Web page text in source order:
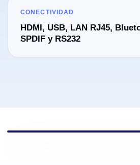
CONECTIVIDAD
HDMI, USB, LAN RJ45,
SPDIF y RS232